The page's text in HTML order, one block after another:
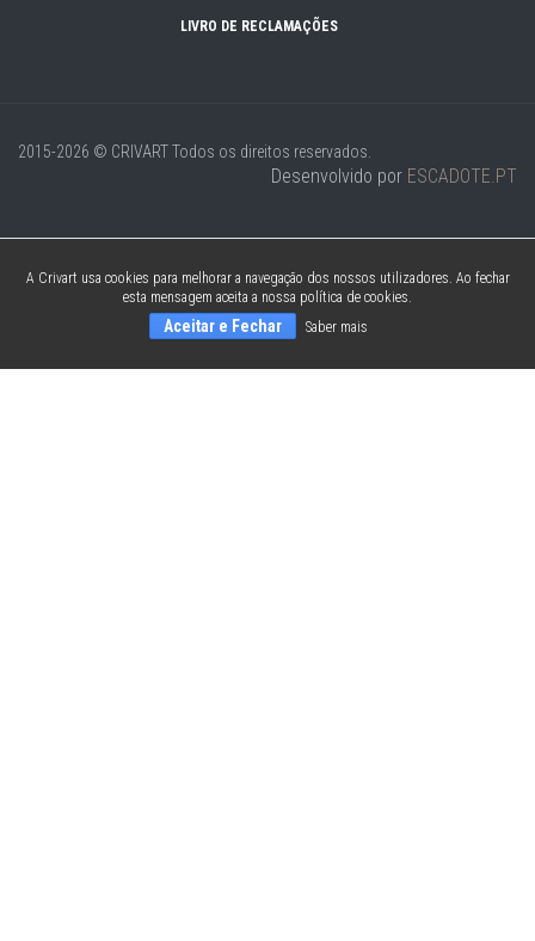
LIVRO DE RECLAMAÇÕES
2015-2026 © CRIVARTTodos os direitos reservados.
Desenvolvido por ESCADOTE.PT
A Crivart usa cookies para melhorar a navegação dos nossos utilizadores. Ao fechar
esta mensagem aceita a nossa política de cookies.
Aceitar e Fechar Saber mais